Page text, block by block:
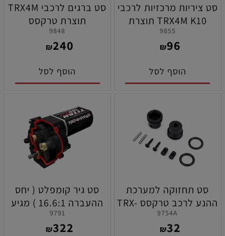
סט ציריות מרכזיות לרכבי
TRX4M K10 תוצרת
טרקסס
9855
₪96
הוסף לסל
סט ברגים לרכבי TRX4M
תוצרת טרקסס
9848
₪240
הוסף לסל
סט תחזוקה למערכת
ההנע לרכב טרקסס TRX-
4M
9754A
₪32
סט גיר קומפלט ( יחס
ההעברה 16.6:1 ) מגיע
טרקסס TRX-4M
9791
₪322